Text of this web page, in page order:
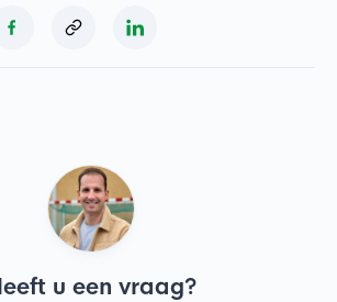
u een vraag?